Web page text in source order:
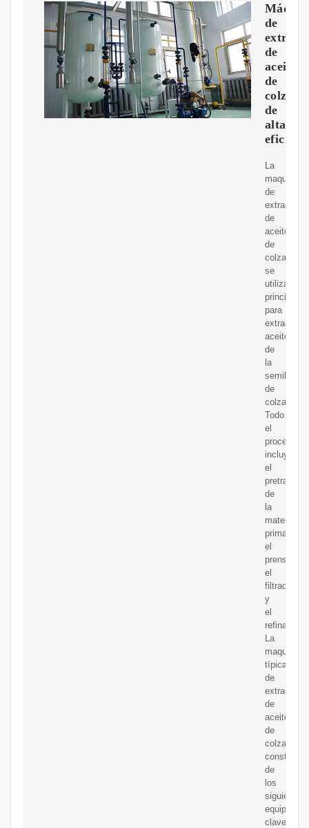
de
de
aceite
de
colza
de
alta
La
maquinaria
de
extracción
de
aceite
de
colza
se
utiliza
para
extraer
aceite
de
la
semilla
de
colza.
Todo
el
proceso
incluye
el
de
la
materia
prima,
el
prensado,
el
filtrado
y
el
refinado.
La
maquinaria
típica
de
extracción
de
aceite
de
colza
consta
de
los
siguientes
equipos
clave: